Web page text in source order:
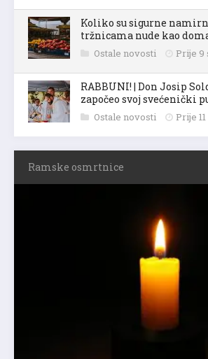
Koliko su sigurne
tržnicama nude kao
Ostale novosti Prije 9
RABBUNI! | Don Josip
započeo svoj svećenički
Ostale novosti Prije
Ramske osmrtnice